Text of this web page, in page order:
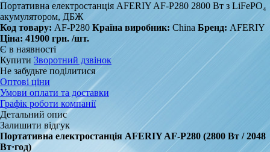
Портативна електростанція AFERIY AF-P280 2800 Вт з LiFePO₄
акумулятором, ДБЖ
Код товару: AF-P280 Країна виробник: China Бренд: AFERIY
Ціна: 41900 грн. /шт.
Є в наявності
Купити Зворотний дзвінок
Не забудьте поділитися
Оптові ціни
Умови оплати та доставки
Графік роботи компанії
Детальний опис
Залишити відгук
Портативна електростанція AFERIY AF-P280 (2800 Вт / 2048
Вт·год)